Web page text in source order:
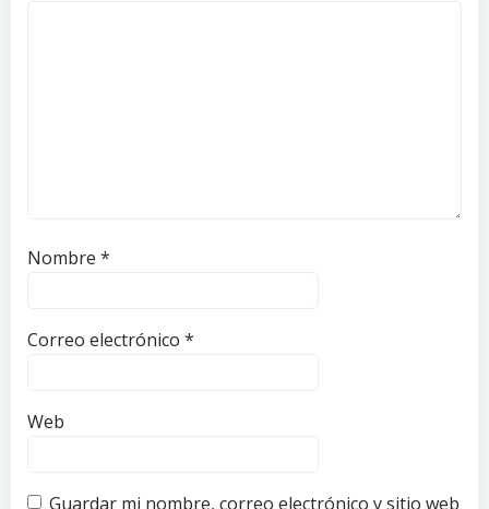
Nombre *
Correo electrónico *
Web
Guardar mi nombre, correo electrónico y sitio web